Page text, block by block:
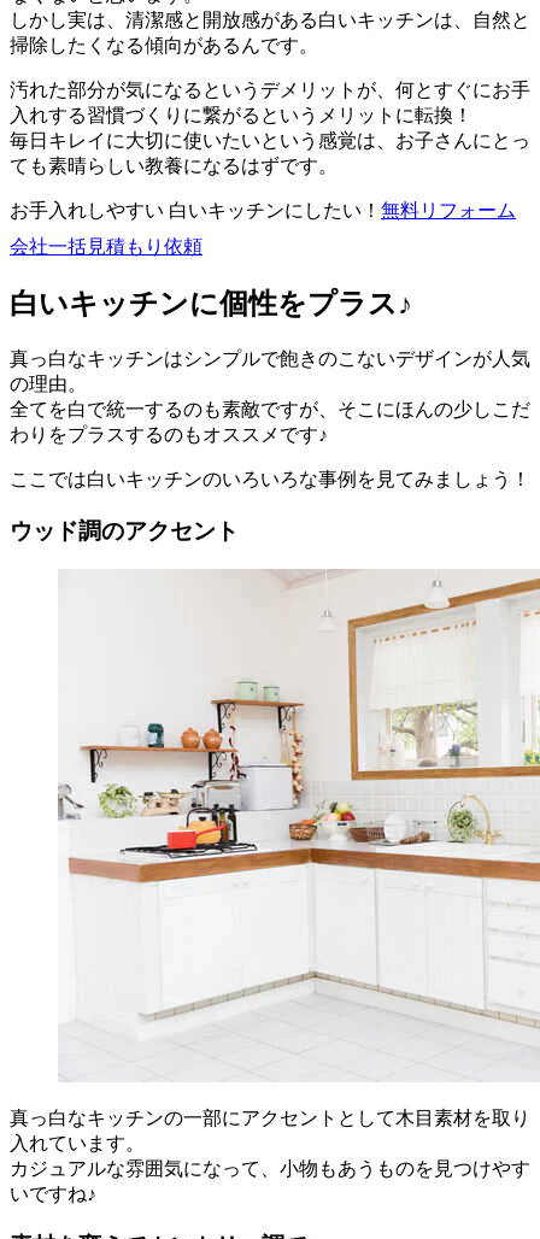
しかし実は、清潔感と開放感がある白いキッチンは、自然と
掃除したくなる傾向があるんです。
汚れた部分が気になるというデメリットが、何とすぐにお手
入れする習慣づくりに繋がるというメリットに転換！
毎日キレイに大切に使いたいという感覚は、お子さんにとっ
ても素晴らしい教養になるはずです。
お手入れしやすい 白いキッチンにしたい！ 無料リフォーム
会社一括見積もり依頼
白いキッチンに個性をプラス♪
真っ白なキッチンはシンプルで飽きのこないデザインが人気
の理由。
全てを白で統一するのも素敵ですが、そこにほんの少しこだ
わりをプラスするのもオススメです♪
ここでは白いキッチンのいろいろな事例を見てみましょう！
ウッド調のアクセント
真っ白なキッチンの一部にアクセントとして木目素材を取り
入れています。
カジュアルな雰囲気になって、小物もあうものを見つけやす
いですね♪